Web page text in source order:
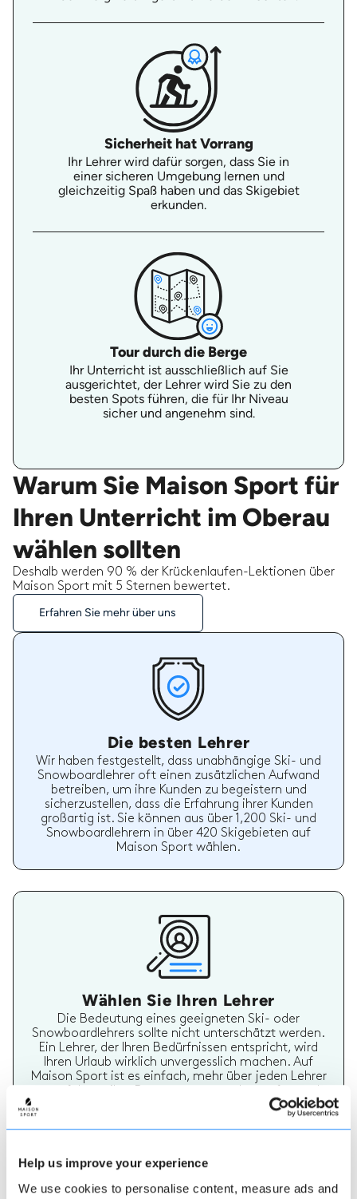
Help us improve your experience
We use cookies to personalise content, measure ads and
Sicherheit hat Vorrang
Ihr Lehrer wird dafür sorgen, dass Sie in
einer sicheren Umgebung lernen und
gleichzeitig Spaß haben und das Skigebiet
erkunden.
Tour durch die Berge
Ihr Unterricht ist ausschließlich auf Sie
ausgerichtet, der Lehrer wird Sie zu den
besten Spots führen, die für Ihr Niveau
sicher und angenehm sind.
Warum Sie Maison Sport für
Ihren Unterricht im Oberau
wählen sollten
Deshalb werden 90 % der Krückenlaufen-Lektionen über
Maison Sport mit 5 Sternen bewertet.
Erfahren Sie mehr über uns
Die besten Lehrer
Wir haben festgestellt, dass unabhängige Ski- und
Snowboardlehrer oft einen zusätzlichen Aufwand
betreiben, um ihre Kunden zu begeistern und
sicherzustellen, dass die Erfahrung ihrer Kunden
großartig ist. Sie können aus über 1,200 Ski- und
Snowboardlehrern in über 420 Skigebieten auf
Maison Sport wählen.
Wählen Sie Ihren Lehrer
Die Bedeutung eines geeigneten Ski- oder
Snowboardlehrers sollte nicht unterschätzt werden.
Ein Lehrer, der Ihren Bedürfnissen entspricht, wird
Ihren Urlaub wirklich unvergesslich machen. Auf
Maison Sport ist es einfach, mehr über jeden Lehrer
dann sicher zu buchen und zu bezahlen.